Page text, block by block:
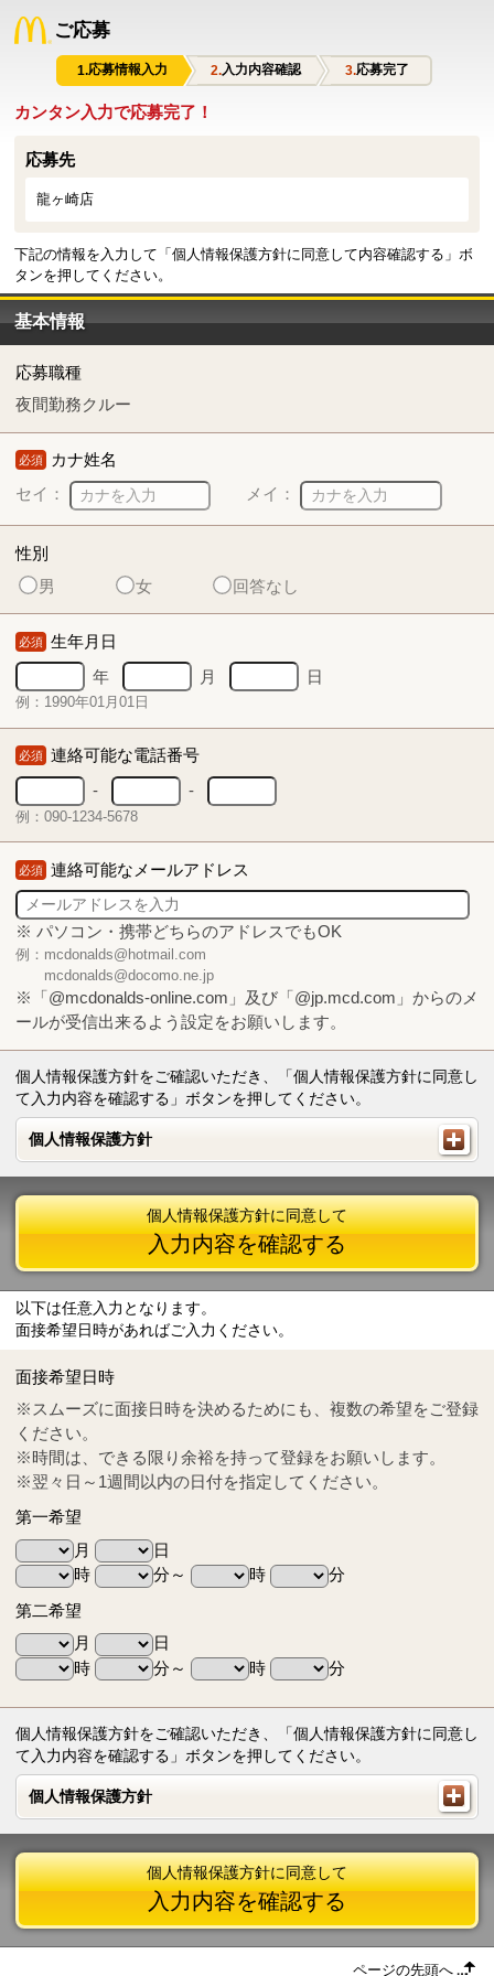
ご応募
応募情報入力 入力内容確認 応募完了
カンタン入力で応募完了！
応募先
龍ヶ崎店
下記の情報を入力して「個人情報保護方針に同意して内容確認する」ボ
タンを押してください。
基本情報
応募職種
夜間勤務クルー
必須 カナ姓名
セイ：
メイ：
性別
男
女 回答なし
必須 生年月日
年
月 日
例：1990年01月01日
必須 連絡可能な電話番号
-
-
例：090-1234-5678
必須 連絡可能なメールアドレス
※ パソコン・携帯どちらのアドレスでもOK
例：mcdonalds@hotmail.com
mcdonalds@docomo.ne.jp
※「@mcdonalds-online.com」及び「@jp.mcd.com」からのメ
ールが受信出来るよう設定をお願いします。
個人情報保護方針をご確認いただき、「個人情報保護方針に同意し
て入力内容を確認する」ボタンを押してください。
個人情報保護方針
個人情報保護方針
Tel
0570-55-0314
個人情報保護方針に同意して
入力内容を確認する
以下は任意入力となります。
面接希望日時があればご入力ください。
面接希望日時
※スムーズに面接日時を決めるためにも、複数の希望をご登録
ください。
※時間は、できる限り余裕を持って登録をお願いします。
※翌々日～1週間以内の日付を指定してください。
第一希望
月
日
時
分～ 時
分
第二希望
月
日
時
分～ 時 分
個人情報保護方針をご確認いただき、「個人情報保護方針に同意し
て入力内容を確認する」ボタンを押してください。
個人情報保護方針
個人情報保護方針
個人情報保護方針に同意して
入力内容を確認する
ページの先頭へ